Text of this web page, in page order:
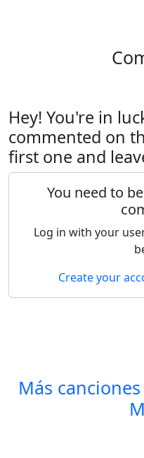
Hey! You're in
commented on
first one and
You need to
Log in with your
Create your
Más